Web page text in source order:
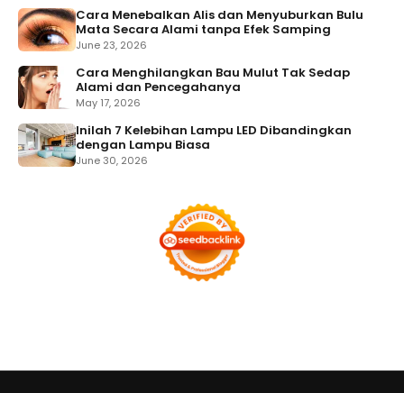
Cara Menebalkan Alis dan Menyuburkan Bulu
Mata Secara Alami tanpa Efek Samping
June 23, 2026
Cara Menghilangkan Bau Mulut Tak Sedap
Alami dan Pencegahanya
May 17, 2026
Inilah 7 Kelebihan Lampu LED Dibandingkan
dengan Lampu Biasa
June 30, 2026